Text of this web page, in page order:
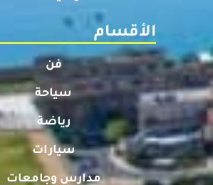
الأقسام
فن
سياحة
رياضة
سيارات
مدارس وجامعات